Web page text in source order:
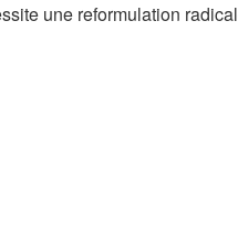
une reformulation